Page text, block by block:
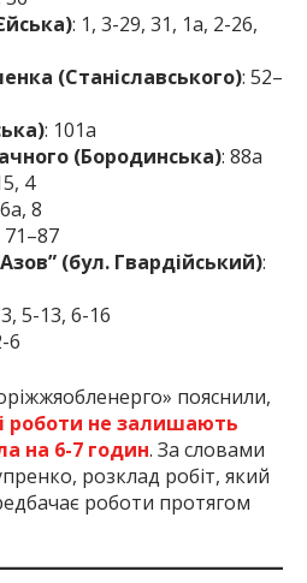
: 1, 3-29, 31, 1а, 2-26,
(Станіславського): 52–
: 101а
(Бородинська): 88а
4
8
71–87
(бул. Гвардійський):
5-13, 6-16
6
пояснили,
роботи не залишають
на 6-7 годин. За словами
розклад робіт, який
роботи протягом